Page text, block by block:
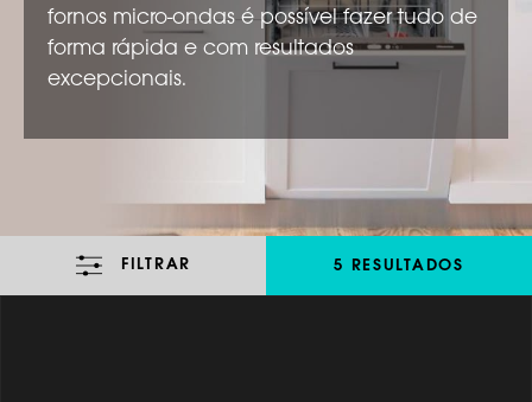
fornos micro-ondas é possível fazer tudo de
forma rápida e com resultados
excepcionais.
FILTRAR 5 RESULTADOS